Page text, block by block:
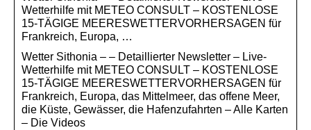
Wetterhilfe mit METEO CONSULT – KOSTENLOSE
15-TÄGIGE MEERESWETTERVORHERSAGEN für
Frankreich, Europa, …
Wetter Sithonia – – Detaillierter Newsletter – Live-
Wetterhilfe mit METEO CONSULT – KOSTENLOSE
15-TÄGIGE MEERESWETTERVORHERSAGEN für
Frankreich, Europa, das Mittelmeer, das offene Meer,
die Küste, Gewässer, die Hafenzufahrten – Alle Karten
– Die Videos